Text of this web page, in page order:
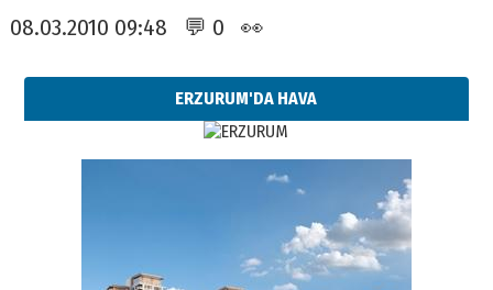
08.03.2010 09:48 💬 0 👀
ERZURUM'DA HAVA